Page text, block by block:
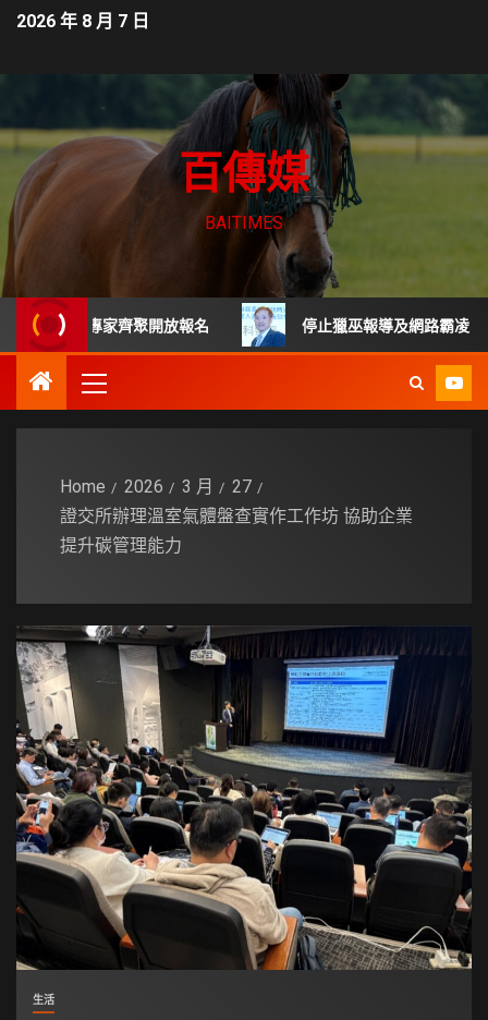
2026 年 8 月 7 日
百傳媒
BAITIMES
尖專家齊聚開放報名 停止獵巫報導及網路霸凌 每起詐騙
Home 2026 3 月
27
證交所辦理溫室氣體盤查實作工作坊 協助企業
提升碳管理能力
生活